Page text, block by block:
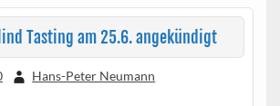
Tasting am 25.6. angekündigt
Hans-Peter Neumann